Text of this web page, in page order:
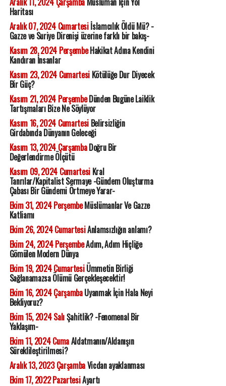
Haritası
Aralık 07, 2024 Cumartesiİslamcılık Öldü Mü? -
Gazze ve Suriye Direnişi üzerine farklı bir bakış-
Kasım 28, 2024 PerşembeHakikat Adına Kendini
Kandıran İnsanlar
Kasım 23, 2024 CumartesiKötülüğe Dur Diyecek
Bir Güç?
Kasım 21, 2024 PerşembeDünden Bugüne Laiklik
Tartışmaları Bize Ne Söylüyor
Kasım 16, 2024 CumartesiBelirsizliğin
Girdabında Dünyanın Geleceği
Kasım 13, 2024 ÇarşambaDoğru Bir
Değerlendirme Ölçütü
Kasım 09, 2024 CumartesiKral
Tanrılar/Kapitalist Sermaye -Gündem Oluşturma
Çabası Bir Gündemi Örtmeye Yarar-
Ekim 31, 2024 PerşembeMüslümanlar Ve Gazze
Katliamı
Ekim 26, 2024 CumartesiAnlamsızlığın anlamı?
Ekim 24, 2024 PerşembeAdım, Adım Hiçliğe
Gömülen Modern Dünya
Ekim 19, 2024 CumartesiÜmmetin Birliği
Sağlanamazsa Ölümü Gerçekleşecektir!
Ekim 16, 2024 ÇarşambaUyanmak İçin Hala Neyi
Bekliyoruz?
Ekim 15, 2024 SalıŞahitlik? -Fenomenal Bir
Yaklaşım-
Ekim 11, 2024 CumaAldatmanın/Aldanışın
Süreklileştirilmesi?
Aralık 13, 2023 ÇarşambaVicdan ayaklanması
Ekim 17, 2022 PazartesiAyartı